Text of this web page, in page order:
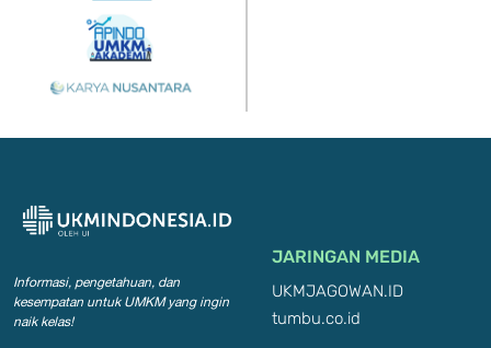
Informasi, pengetahuan, dan
kesempatan untuk UMKM yang ingin
naik kelas!
JARINGAN MEDIA
UKMJAGOWAN.ID
tumbu.co.id